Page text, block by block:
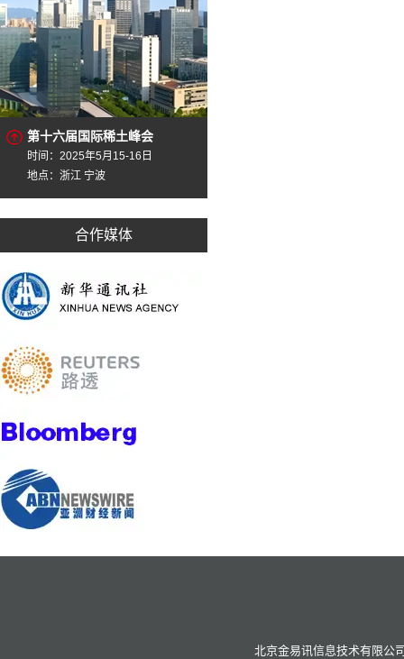
第十六届国际稀土峰会
时间：2025年5月15-16日
地点：浙江 宁波
合作媒体
北京金易讯信息技术有限公